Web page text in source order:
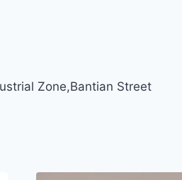
Zone,Bantian Street